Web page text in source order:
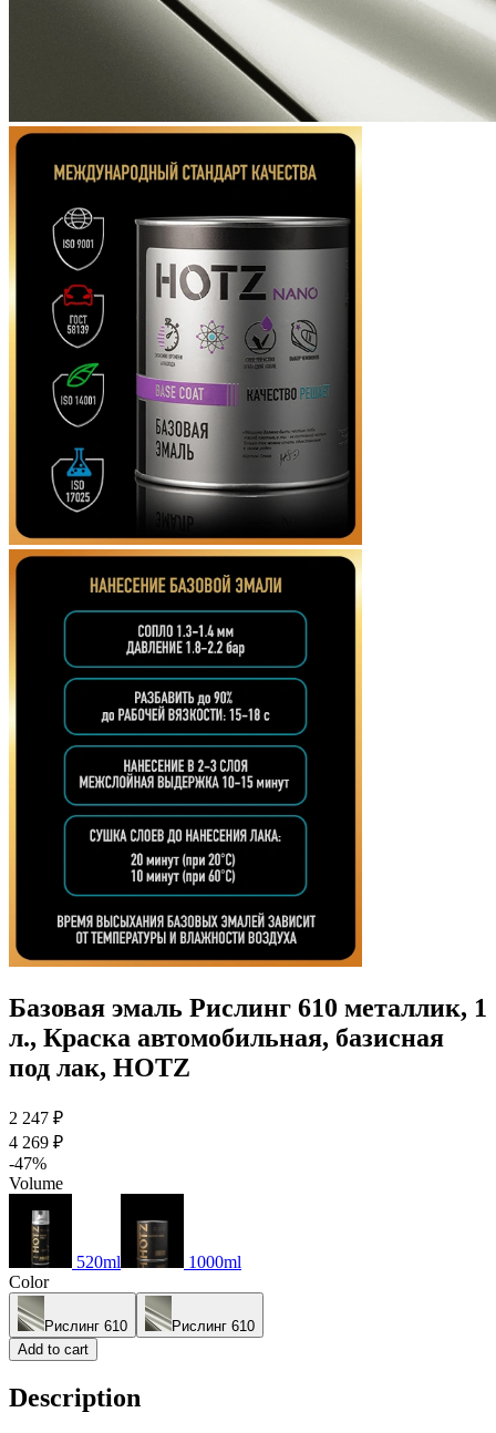
Базовая эмаль Рислинг 610 металлик, 1
л., Краска автомобильная, базисная
под лак, HOTZ
2 247 ₽
4 269 ₽
-47%
Volume
520ml
1000ml
Color
Рислинг 610
Рислинг 610
Add to cart
Description